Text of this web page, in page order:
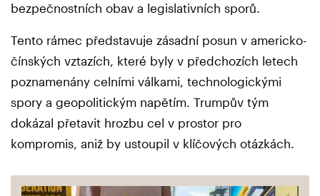
bezpečnostních obav a legislativních sporů.
Tento rámec představuje zásadní posun v americko-
čínských vztazích, které byly v předchozích letech
poznamenány celními válkami, technologickými
spory a geopolitickým napětím. Trumpův tým
dokázal přetavit hrozbu cel v prostor pro
kompromis, aniž by ustoupil v klíčových otázkách.